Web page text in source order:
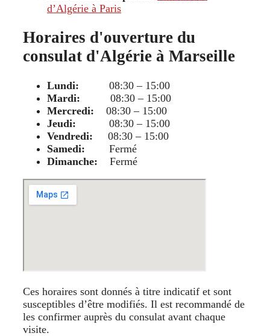
d’Algérie à Paris
Horaires d'ouverture du
consulat d'Algérie à Marseille
Lundi: 08:30 – 15:00
Mardi: 08:30 – 15:00
Mercredi: 08:30 – 15:00
Jeudi: 08:30 – 15:00
Vendredi: 08:30 – 15:00
Samedi: Fermé
Dimanche: Fermé
Ces horaires sont donnés à titre indicatif et sont
susceptibles d’être modifiés. Il est recommandé de
les confirmer auprès du consulat avant chaque
visite.